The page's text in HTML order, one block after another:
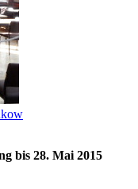
bis 28. Mai 2015